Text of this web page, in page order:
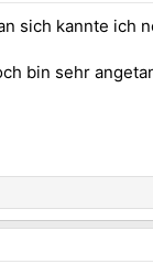
sich kannte ich
bin sehr